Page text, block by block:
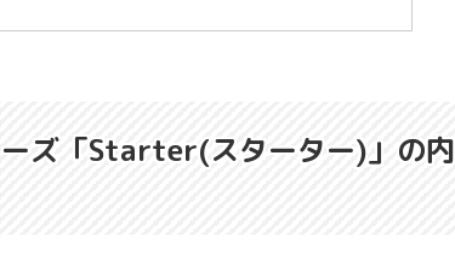
ズ「Starter(スターター)」の内